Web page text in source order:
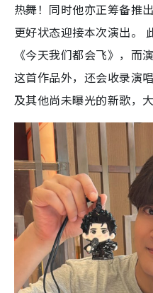
热舞！同时他亦正筹备推
更好状态迎接本次演出。
《今天我们都会飞》，而
这首作品外，还会收录演
及其他尚未曝光的新歌，